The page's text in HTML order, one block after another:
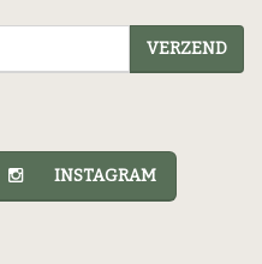
VERZEND
INSTAGRAM